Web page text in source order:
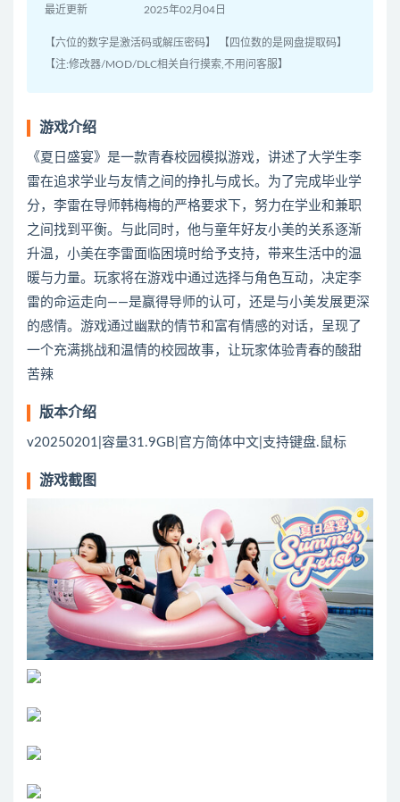
最近更新 2025年02月04日
【六位的数字是激活码或解压密码】 【四位数的是网盘提取码】
【注:修改器/MOD/DLC相关自行摸索,不用问客服】
游戏介绍
《夏日盛宴》是一款青春校园模拟游戏，讲述了大学生李
雷在追求学业与友情之间的挣扎与成长。为了完成毕业学
分，李雷在导师韩梅梅的严格要求下，努力在学业和兼职
之间找到平衡。与此同时，他与童年好友小美的关系逐渐
升温，小美在李雷面临困境时给予支持，带来生活中的温
暖与力量。玩家将在游戏中通过选择与角色互动，决定李
雷的命运走向——是赢得导师的认可，还是与小美发展更深
的感情。游戏通过幽默的情节和富有情感的对话，呈现了
一个充满挑战和温情的校园故事，让玩家体验青春的酸甜
苦辣
版本介绍
v20250201|容量31.9GB|官方简体中文|支持键盘.鼠标
游戏截图